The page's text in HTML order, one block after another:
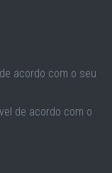
acordo com o seu
de acordo com o